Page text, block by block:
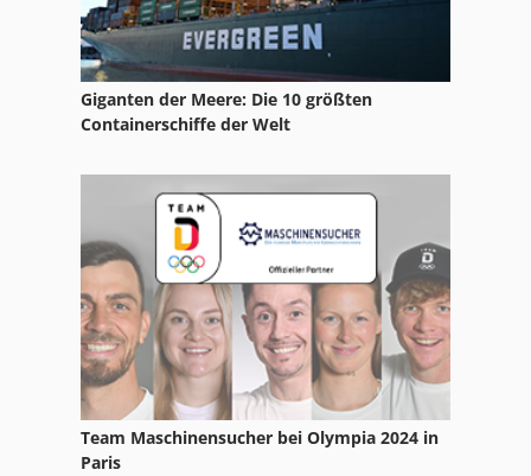
Giganten der Meere: Die 10 größten
Containerschiffe der Welt
Team Maschinensucher bei Olympia 2024 in
Paris